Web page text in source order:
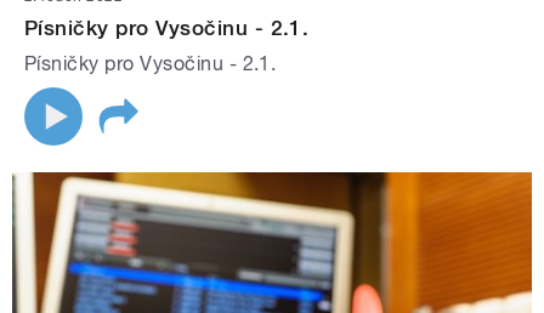
Písničky pro Vysočinu - 2.1.
Písničky pro Vysočinu - 2.1.